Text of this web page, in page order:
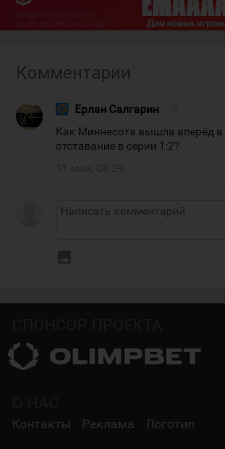
Комментарии
Ерлан Салгарин
Как Миннесота вышла вперёд в
отставание в серии 1:2?
Контакты Реклама Логотип